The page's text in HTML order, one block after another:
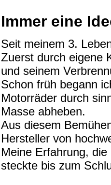
Seit meinem 3.
Zuerst durch eigene
und seinem
Schon früh begann
Motorräder durch
Masse abheben.
Aus diesem
Hersteller von
Meine Erfahrung,
steckte bis zum
Immer eine